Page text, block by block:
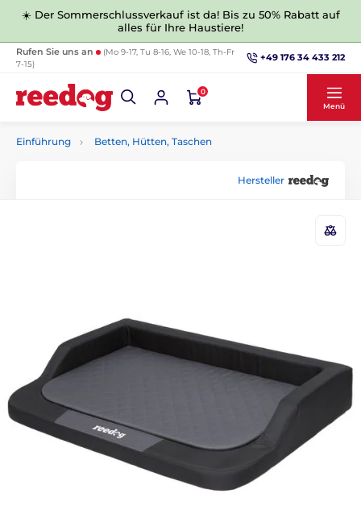
☀️ Der Sommerschlussverkauf ist da! Bis zu 50% Rabatt auf
alles für Ihre Haustiere!
Rufen Sie uns an
(Mo 9-17, Tu 8-16, We 10-18, Th-Fr
7-15)
+49 176 34 433 212
0
Menü
Einführung Betten, Hütten, Taschen
Hersteller